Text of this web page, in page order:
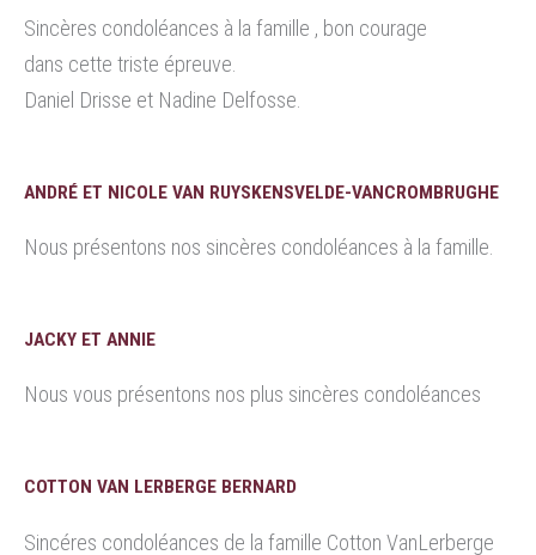
Sincères condoléances à la famille , bon courage
dans cette triste épreuve.
Daniel Drisse et Nadine Delfosse.
ANDRÉ ET NICOLE VAN RUYSKENSVELDE-VANCROMBRUGHE
Nous présentons nos sincères condoléances à la famille.
JACKY ET ANNIE
Nous vous présentons nos plus sincères condoléances
COTTON VAN LERBERGE BERNARD
Sincéres condoléances de la famille Cotton VanLerberge